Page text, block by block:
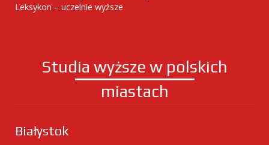
Leksykon – uczelnie wyższe
Studia wyższe w polskich
miastach
Białystok